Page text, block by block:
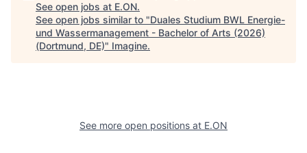
See open jobs at E.ON.
See open jobs similar to "Duales Studium BWL Energie-
und Wassermanagement - Bachelor of Arts (2026)
(Dortmund, DE)" Imagine.
See more open positions at E.ON